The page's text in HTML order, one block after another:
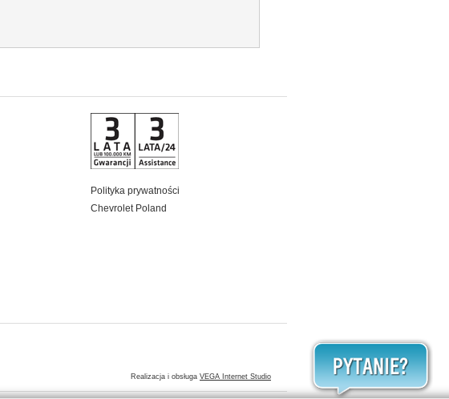
Polityka prywatności
Chevrolet Poland
Realizacja i obsługa VEGA Internet Studio